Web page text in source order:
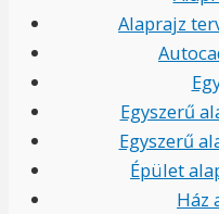
Alaprajz
Egyszerű
Egyszerű
Épület
Ház